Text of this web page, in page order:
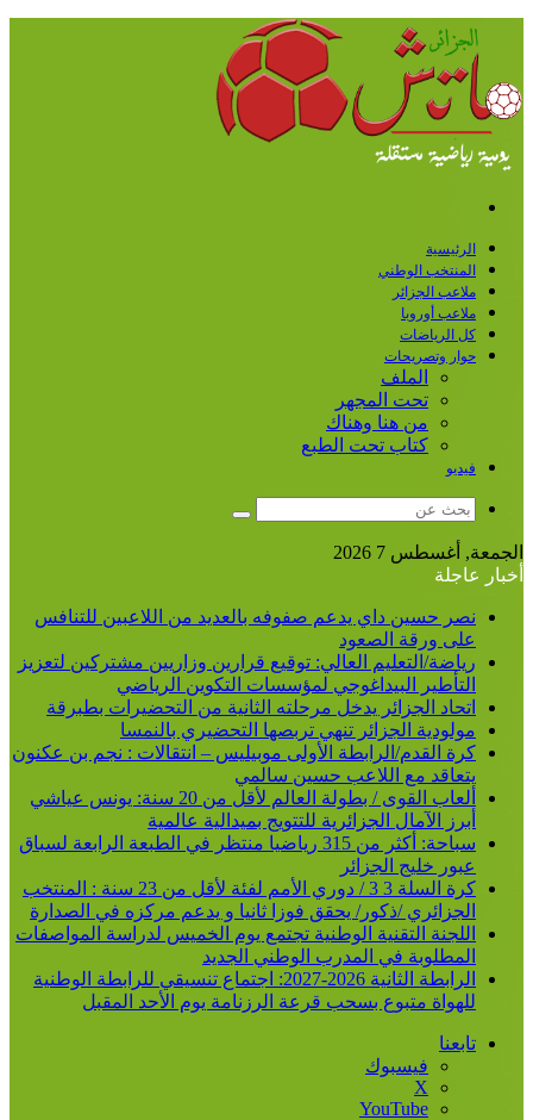
الرئيسية
المنتخب الوطني
ملاعب الجزائر
ملاعب أوروبا
كل الرياضات
حوار وتصريحات
الملف
تحت المجهر
من هنا وهناك
كتاب تحت الطبع
فيديو
بحث
الجمعة, أغسطس 7 2026
أخبار عاجلة
نصر حسين داي يدعم صفوفه بالعديد من اللاعبين للتنافس
على ورقة الصعود
رياضة/التعليم العالي: توقيع قرارين وزاريين مشتركين لتعزيز
التأطير البيداغوجي لمؤسسات التكوين الرياضي
اتحاد الجزائر يدخل مرحلته الثانية من التحضيرات بطبرقة
مولودية الجزائر تنهي تربصها التحضيري بالنمسا
كرة القدم/الرابطة الأولى موبيليس – انتقالات : نجم بن عكنون
يتعاقد مع اللاعب حسين سالمي
ألعاب القوى / بطولة العالم لأقل من 20 سنة: يونس عياشي
أبرز الآمال الجزائرية للتتويج بميدالية عالمية
سباحة: أكثر من 315 رياضيا منتظر في الطبعة الرابعة لسباق
عبور خليج الجزائر
كرة السلة 3 3 / دوري الأمم لفئة لأقل من 23 سنة : المنتخب
الجزائري /ذكور/ يحقق فوزا ثانيا و يدعم مركزه في الصدارة
اللجنة التقنية الوطنية تجتمع يوم الخميس لدراسة المواصفات
المطلوبة في المدرب الوطني الجديد
الرابطة الثانية 2026-2027: اجتماع تنسيقي للرابطة الوطنية
للهواة متبوع بسحب قرعة الرزنامة يوم الأحد المقبل
تابعنا
فيسبوك
‫X
‫YouTube